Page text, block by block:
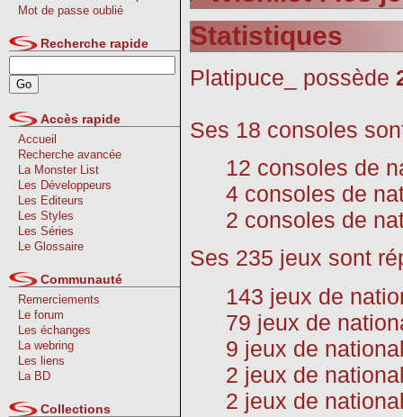
Mot de passe oublié
Recherche rapide
Accès rapide
Accueil
Recherche avancée
La Monster List
Les Développeurs
Les Editeurs
Les Styles
Les Séries
Le Glossaire
Communauté
Remerciements
Le forum
Les échanges
La webring
Les liens
La BD
Collections
Statistiques
Platipuce_ possède
Ses 18 consoles
12 consoles de
4 consoles de
2 consoles de
Ses 235 jeux sont
143 jeux de
79 jeux de
9 jeux de
2 jeux de
2 jeux de